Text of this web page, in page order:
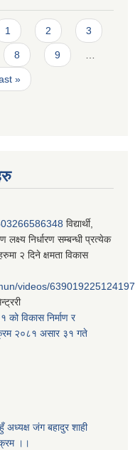
1 2 3
8 9
»
विद्यार्थी,
लक्ष्य निर्धारण सम्बन्धी प्रत्येक
२ दिने क्षमता विकास
videos/639019225124197
विकास निर्माण र
२०८१ असार ३१ गते
अध्यक्ष जंग बहादुर शाही
।।